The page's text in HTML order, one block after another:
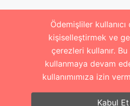
Ödemişliler
kişiselleştirmek ve
çerezleri kullanır.
kullanmaya devam
kullanımımıza izin
Kabul Et